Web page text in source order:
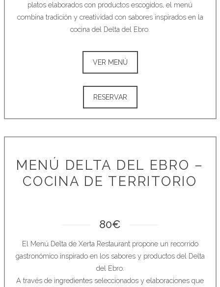
platos elaborados con productos escogidos, el menú
combina tradición y creatividad con sabores inspirados en la
cocina del Delta del Ebro.
VER MENÚ
RESERVAR
MENÚ DELTA DEL EBRO –
COCINA DE TERRITORIO
80€
El Menú Delta de Xerta Restaurant propone un recorrido
gastronómico inspirado en los sabores y productos del Delta
del Ebro.
A través de ingredientes seleccionados y elaboraciones que